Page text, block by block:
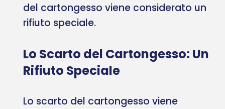
del cartongesso viene considerato un
rifiuto speciale.
Lo Scarto del Cartongesso: Un
Rifiuto Speciale
Lo scarto del cartongesso viene